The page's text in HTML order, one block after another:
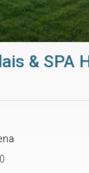
& SPA